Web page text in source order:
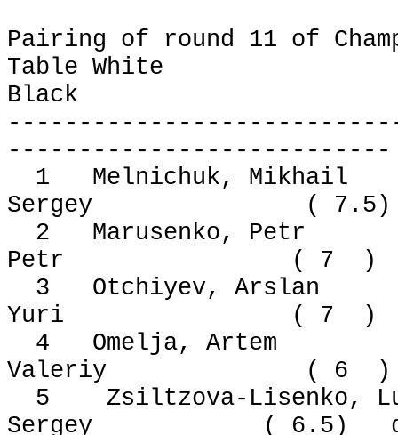
Pairing of round 11 of
Table
Black
---------------------------
1 Melnichuk,
Sergey ( 7.5)
2 Marusenko,
Petr ( 7 )
3 Otchiyev,
Yuri ( 7 )
4 Omelja,
Valeriy ( 6 )
5 Zsiltzova-Lisenko,
Sergey ( 6.5) did